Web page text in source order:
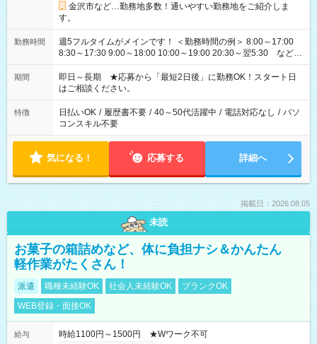
金沢市など…勤務地多数！通いやすい勤務地をご紹介しま
す。
勤務時間
週5フルタイムがメインです！ ＜勤務時間の例＞ 8:00～17:00
8:30～17:30 9:00～18:00 10:00～19:00 20:30～翌5:30 など ★
その他にも勤務時間多数！ 日勤のみ、残業なし、交替制など
ご希望を教えてください！
期間
即日～長期 ★応募から「最短2日後」に勤務OK！スタート日
はご相談ください。
特徴 日払いOK / 履歴書不要 / 40～50代活躍中 / 電話対応なし / パソ
コンスキル不要
気になる！ 応募する 詳細へ
掲載日：2026.08.05
未読
お菓子の箱詰めなど、体に負担ナシ＆かんたん
軽作業がたくさん！
派遣 職種未経験OK 社会人未経験OK
ブランクOK
WEB登録・面接OK
給与
時給1100円～1500円 ★Wワーク不可